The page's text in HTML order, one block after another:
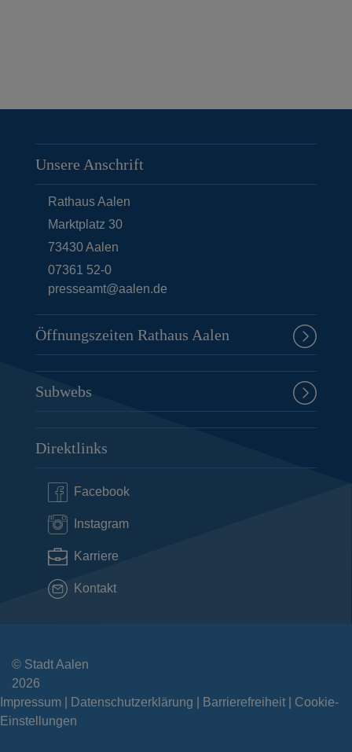
Unsere Anschrift
Rathaus Aalen
Marktplatz 30
73430Aalen
07361 52-0
presseamt@aalen.de
Öffnungszeiten Rathaus Aalen
Subwebs
Direktlinks
Facebook
Instagram
Karriere
Kontakt
© Stadt Aalen
2026
Impressum
Datenschutzerklärung Barrierefreiheit
Cookie-
Einstellungen